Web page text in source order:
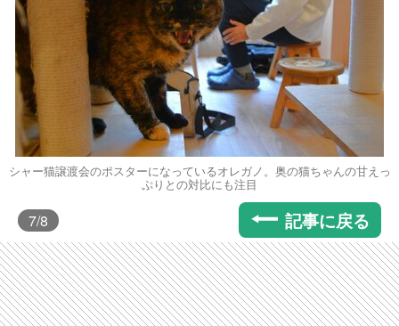
シャー猫譲渡会のポスターになっているオレガノ。奥の猫ちゃんの甘えっ
ぷりとの対比にも注目
7/8 記事に戻る